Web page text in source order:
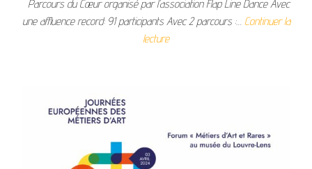
Parcours du Cœur organisé par l’association Flap Line Dance Avec
une affluence record: 91 participants Avec 2 parcours :… Continuer la
lecture